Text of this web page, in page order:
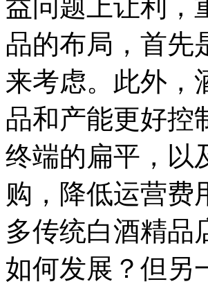
益问题上让利，
品的布局，首先
来考虑。此外，
品和产能更好控
终端的扁平，以
购，降低运营费
多传统白酒精品
如何发展？但另